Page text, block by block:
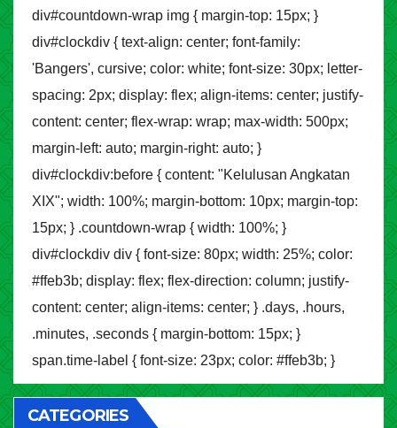
div#countdown-wrap img { margin-top: 15px; }
div#clockdiv { text-align: center; font-family:
'Bangers', cursive; color: white; font-size: 30px; letter-
spacing: 2px; display: flex; align-items: center; justify-
content: center; flex-wrap: wrap; max-width: 500px;
margin-left: auto; margin-right: auto; }
div#clockdiv:before { content: "Kelulusan Angkatan
XIX"; width: 100%; margin-bottom: 10px; margin-top:
15px; } .countdown-wrap { width: 100%; }
div#clockdiv div { font-size: 80px; width: 25%; color:
#ffeb3b; display: flex; flex-direction: column; justify-
content: center; align-items: center; } .days, .hours,
.minutes, .seconds { margin-bottom: 15px; }
span.time-label { font-size: 23px; color: #ffeb3b; }
CATEGORIES